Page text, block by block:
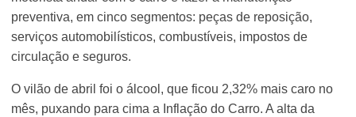
preventiva, em cinco segmentos: peças de reposição,
serviços automobilísticos, combustíveis, impostos de
circulação e seguros.
O vilão de abril foi o álcool, que ficou 2,32% mais caro no
mês, puxando para cima a Inflação do Carro. A alta da